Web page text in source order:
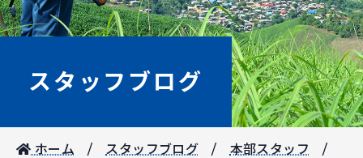
スタッフブログ
ホーム スタッフブログ 本部スタッフ